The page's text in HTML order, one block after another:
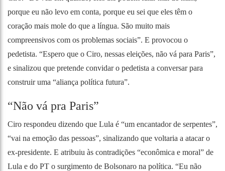
porque eu não levo em conta, porque eu sei que eles têm o
coração mais mole do que a língua. São muito mais
compreensivos com os problemas sociais”. E provocou o
pedetista. “Espero que o Ciro, nessas eleições, não vá para Paris”,
e sinalizou que pretende convidar o pedetista a conversar para
construir uma “aliança política futura”.
“Não vá pra Paris”
Ciro respondeu dizendo que Lula é “um encantador de serpentes”,
“vai na emoção das pessoas”, sinalizando que voltaria a atacar o
ex-presidente. E atribuiu às contradições “econômica e moral” de
Lula e do PT o surgimento de Bolsonaro na política. “Eu não